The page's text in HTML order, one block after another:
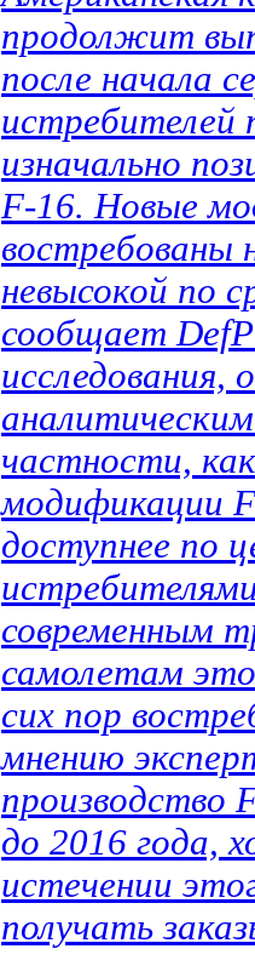
продолжит
после начала
истребителей
изначально
F-16. Новые
востребованы
невысокой по
сообщает
исследования,
частности,
модификации
доступнее по
современным
самолетам
сих пор
мнению
производство
до 2016 года,
истечении
получать